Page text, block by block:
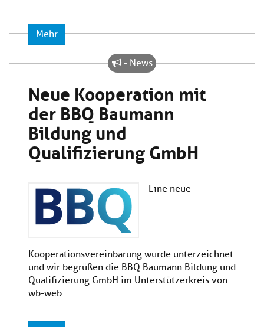
Mehr
Neue Kooperation mit
der BBQ Baumann
Bildung und
Qualifizierung GmbH
- News
Eine neue
Kooperationsvereinbarung wurde unterzeichnet
und wir begrüßen die BBQ Baumann Bildung und
Qualifizierung GmbH im Unterstützerkreis von
wb-web.